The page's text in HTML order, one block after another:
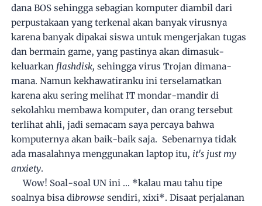
dana BOS sehingga sebagian komputer diambil dari
perpustakaan yang terkenal akan banyak virusnya
karena banyak dipakai siswa untuk mengerjakan tugas
dan bermain game, yang pastinya akan dimasuk-
keluarkan flashdisk,sehingga virus Trojan dimana-
mana. Namun kekhawatiranku ini terselamatkan
karena aku sering melihat IT mondar-mandir di
sekolahku membawa komputer, dan orang tersebut
terlihat ahli, jadi semacam saya percaya bahwa
komputernya akan baik-baik saja. Sebenarnya tidak
ada masalahnya menggunakan laptop itu, it's just my
anxiety.
Wow! Soal-soal UN ini ... *kalau mau tahu tipe
soalnya bisa dibrowse sendiri, xixi*. Disaat perjalanan